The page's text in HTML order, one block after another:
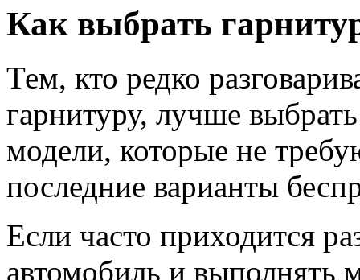
Как выбрать
Тем, кто редко
гарнитуру, лучше
модели, которые не
последние варианты
Если часто приходится
автомобиль и выполнять